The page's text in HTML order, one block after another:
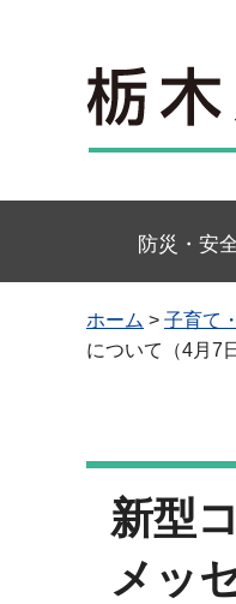
栃木県
防災・安
ホーム > 子育て
について（4月7
新型
メッ